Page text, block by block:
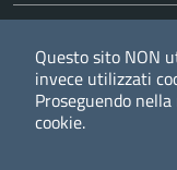
TwitterFacebook
Questo sito NON
invece utilizzati
Proseguendo
cookie.